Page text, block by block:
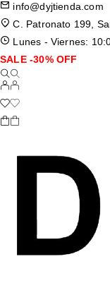
info@dyjtienda.com
C. Patronato 199,
Lunes - Viernes:
SALE -30% OFF